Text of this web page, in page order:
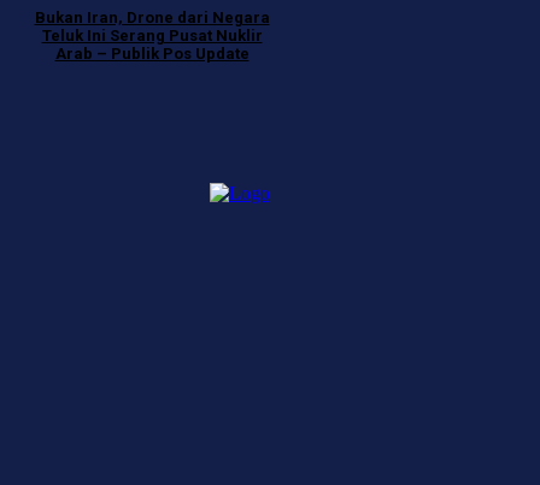
Bukan Iran, Drone dari Negara
Teluk Ini Serang Pusat Nuklir
Arab – Publik Pos Update